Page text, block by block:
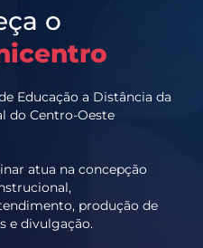
o
Educação a Distância da
do Centro-Oeste
atua na concepção
produção de
e divulgação.